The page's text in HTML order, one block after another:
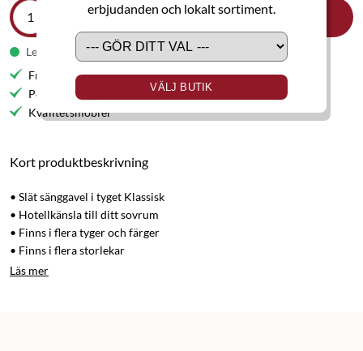
erbjudanden och lokalt sortiment.
VÄLJ BUTIK
LÄGG I VARUKORGEN
Leveranstid från 9-11 veckor
Fri frakt till butik
Personlig service
Kvalitetsmöbler
Kort produktbeskrivning
• Slät sänggavel i tyget Klassisk
• Hotellkänsla till ditt sovrum
• Finns i flera tyger och färger
• Finns i flera storlekar
Läs mer